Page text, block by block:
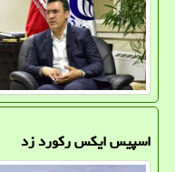
اسپیس ایکس رکورد زد